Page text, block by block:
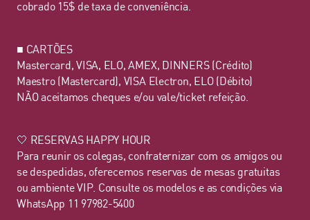
cobrado 15$ de taxa de conveniência.
■ CARTÕES
Mastercard, VISA, ELO, AMEX, DINNERS (Crédito)
Maestro (Mastercard), VISA Electron, ELO (Débito)
NÃO aceitamos cheques e/ou vale/ticket refeição.
🤍 RESERVAS HAPPY HOUR
Para reunir os colegas, confraternizar com os amigos ou
se despedidas, oferecemos reservas de mesas gratuitas
ou ambiente VIP. Consulte os modelos e as condições via
WhatsApp 11 97982-5400